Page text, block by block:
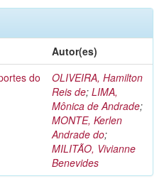
Autor(es)
do
OLIVEIRA, Hamilton
Reis de; LIMA,
Mônica de Andrade;
MONTE, Kerlen
Andrade do;
MILITÃO, Vivianne
Benevides